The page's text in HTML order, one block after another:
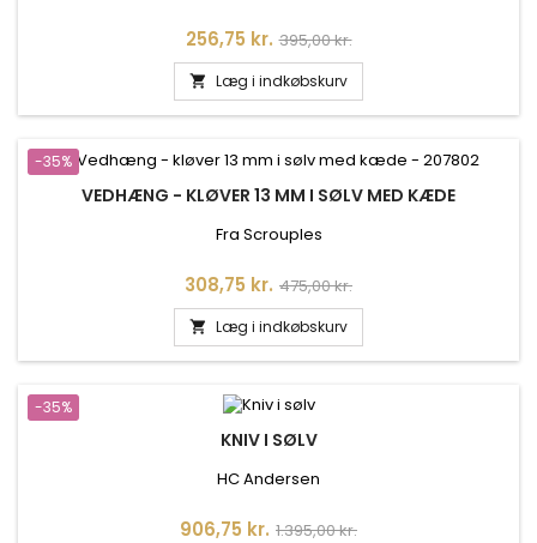
Pris
256,75 kr. Normalpris
395,00 kr.
 Læg i indkøbskurv
-35%
VEDHÆNG - KLØVER 13 MM I SØLV MED KÆDE
Fra Scrouples
Pris
308,75 kr. Normalpris
475,00 kr.
 Læg i indkøbskurv
-35%
KNIV I SØLV
HC Andersen
Pris
906,75 kr. Normalpris
1.395,00 kr.